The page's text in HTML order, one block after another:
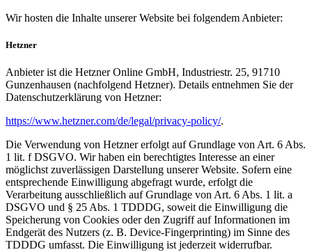
Wir hosten die Inhalte unserer Website bei folgendem Anbieter:
Hetzner
Anbieter ist die Hetzner Online GmbH, Industriestr. 25, 91710
Gunzenhausen (nachfolgend Hetzner). Details entnehmen Sie der
Datenschutzerklärung von Hetzner:
https://www.hetzner.com/de/legal/privacy-policy/.
Die Verwendung von Hetzner erfolgt auf Grundlage von Art. 6 Abs.
1 lit. f DSGVO. Wir haben ein berechtigtes Interesse an einer
möglichst zuverlässigen Darstellung unserer Website. Sofern eine
entsprechende Einwilligung abgefragt wurde, erfolgt die
Verarbeitung ausschließlich auf Grundlage von Art. 6 Abs. 1 lit. a
DSGVO und § 25 Abs. 1 TDDDG, soweit die Einwilligung die
Speicherung von Cookies oder den Zugriff auf Informationen im
Endgerät des Nutzers (z. B. Device-Fingerprinting) im Sinne des
TDDDG umfasst. Die Einwilligung ist jederzeit widerrufbar.